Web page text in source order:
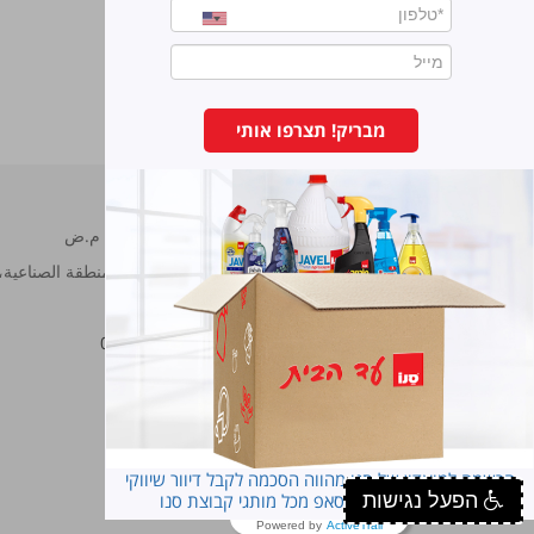
הפעל נגישות
طاردة للباعوض
سانو مصانع برونوس م.ض
شارع هحراش 11 المنطقة الصناعية، ناڨي نئمان، هود هشارون.
هاتف:7473222-09
فاكس:
7473233-09
סנו פרופשיונל
מבריק! תצרפו אותי
הרשמה למועדון של סנו מהווה הסכמה לקבל דיוור שיווקי
במייל ובסמס ובוואטסאפ מכל מותגי קבוצת סנו
Powered by ActiveTrail